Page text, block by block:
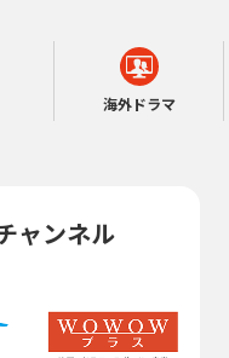
海外ドラマ
ャンネル